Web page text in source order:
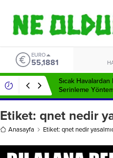
EURO
55,1881
Sıcak
Serinleme
Etiket: qnet nedir
Anasayfa Etiket: qnet nedir